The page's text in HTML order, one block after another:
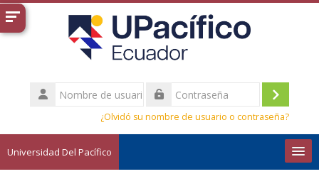
Salta al contenido principal
Nombre
de
Acceder
¿Olvidó su nombre de usuario o contraseña?
Universidad Del Pacífico